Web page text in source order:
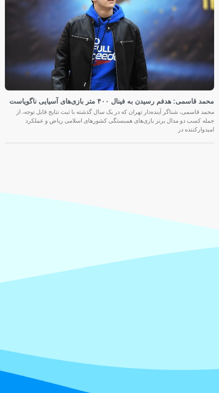
محمد قاسمی: هدفم رسیدن به فینال ۴۰۰ متر بازی‌های آسیایی ناگویاست
محمد قاسمی، شناگر آینده‌دار تهران که در یک سال گذشته با ثبت نتایج قابل توجه، از
جمله کسب دو مدال برنز بازی‌های همبستگی کشورهای اسلامی ریاض و عملکرد
امیدوارکننده در